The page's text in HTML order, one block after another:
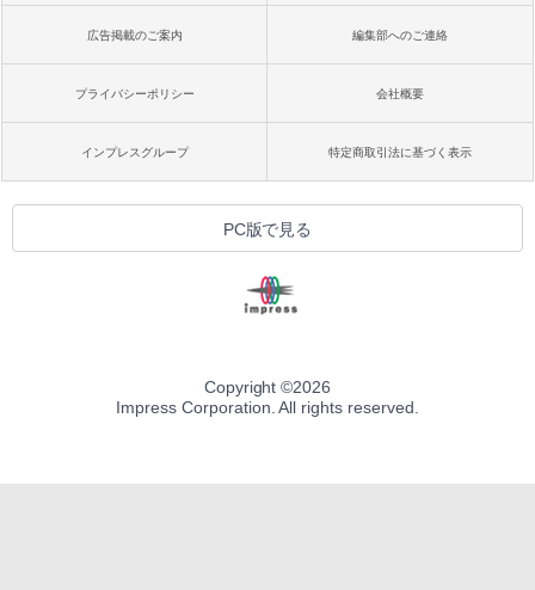
広告掲載のご案内 編集部へのご連絡
プライバシーポリシー 会社概要
インプレスグループ 特定商取引法に基づく表示
PC版で見る
Copyright ©2026
Impress Corporation. All rights reserved.